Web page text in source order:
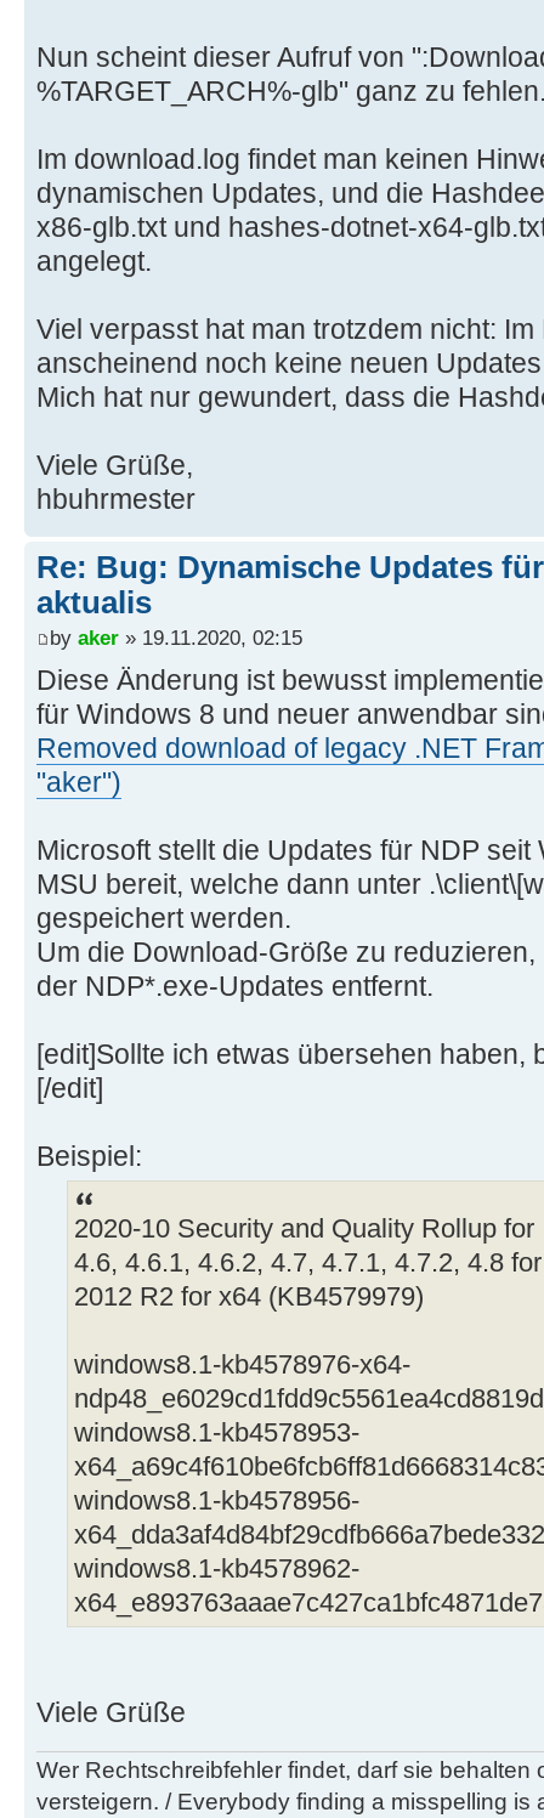
Nun scheint dieser Aufruf von
%TARGET_ARCH%-glb" ganz zu
Im download.log findet man keinen
dynamischen Updates, und die
x86-glb.txt und hashes-dotnet-x64-
angelegt.
Viel verpasst hat man trotzdem nicht:
anscheinend noch keine neuen
Mich hat nur gewundert, dass die
Viele Grüße,
hbuhrmester
Re: Bug: Dynamische Updates
aktualis
by aker » 19.11.2020, 02:15
Diese Änderung ist bewusst
für Windows 8 und neuer anwendbar
Removed download of legacy .NET
"aker")
Microsoft stellt die Updates für NDP
MSU bereit, welche dann unter
gespeichert werden.
Um die Download-Größe zu
der NDP*.exe-Updates entfernt.
[edit]Sollte ich etwas übersehen haben,
[/edit]
Beispiel:
2020-10 Security and Quality Rollup
4.6, 4.6.1, 4.6.2, 4.7, 4.7.1, 4.7.2, 4.8
2012 R2 for x64 (KB4579979)
windows8.1-kb4578976-x64-
windows8.1-kb4578953-
windows8.1-kb4578956-
windows8.1-kb4578962-
Viele Grüße
Wer Rechtschreibfehler findet, darf sie behalten
versteigern. / Everybody finding a misspelling is